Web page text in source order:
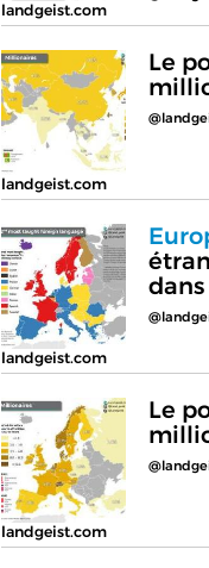
landgeist.com
landgeist.com
Le
landgeist.com
landgeist.com
Le